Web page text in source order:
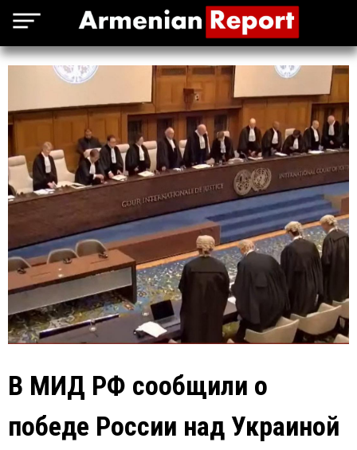
В МИД РФ сообщили о
победе России над Украиной